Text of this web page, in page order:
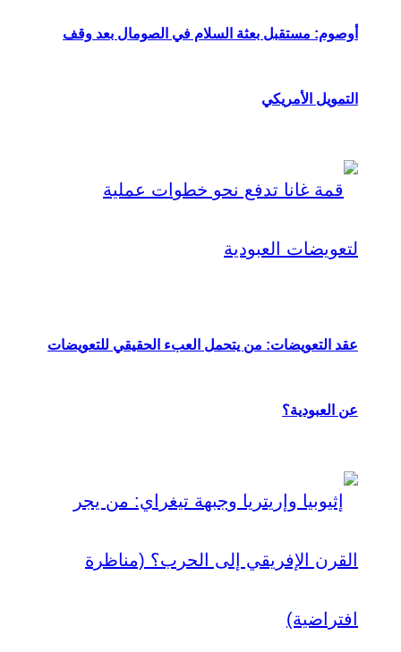
أوصوم: مستقبل بعثة السلام في الصومال بعد وقف
التمويل الأمريكي
عقد التعويضات: من يتحمل العبء الحقيقي للتعويضات
عن العبودية؟